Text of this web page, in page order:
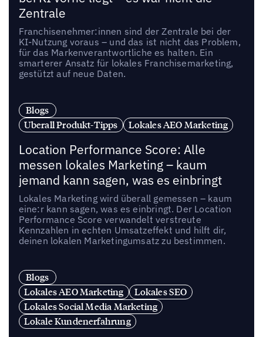
Zentrale
Franchisenehmer:innen sind der Zentrale bei der
KI-Nutzung voraus – und das ist nicht das Problem,
für das Markenverantwortliche es halten. Ein
smarterer Ansatz für lokales Franchisemarketing,
gestützt auf neue Daten.
Blogs
Uberall Produkt-Tipps
Lokales AEO Marketing
Location Performance Score: Alle
messen lokales Marketing – kaum
jemand kann sagen, was es einbringt
Lokales Marketing wird überall gemessen – kaum
eine:r kann sagen, was es einbringt. Der Location
Performance Score verwandelt verstreute
Kennzahlen in echten Umsatzeffekt und hilft dir,
deinen lokalen Marketingumsatz zu bestimmen.
Blogs
Lokales AEO Marketing
Lokales SEO
Lokales Social Media Marketing
Lokale Kundenerfahrung